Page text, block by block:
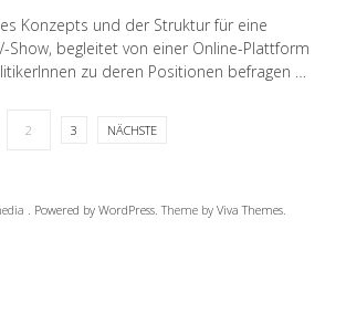
Konzepts und der Struktur für eine
Show, begleitet von einer Online-Plattform
zu deren Positionen befragen …
2 3 NÄCHSTE
. Powered by WordPress.Theme by Viva Themes.